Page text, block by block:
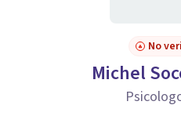
No
Michel